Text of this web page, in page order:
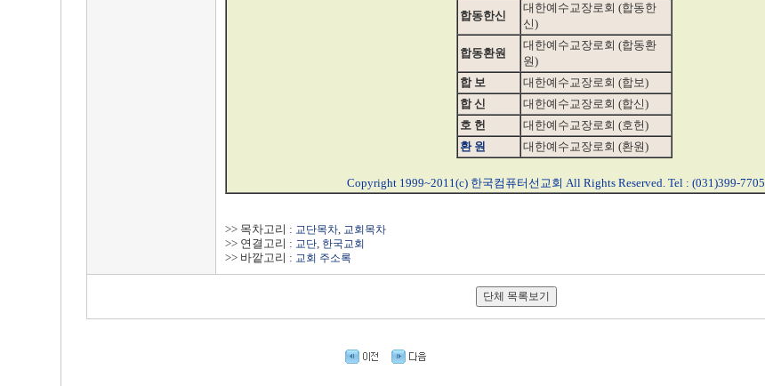
합동한신
대한예수교장로회 (합동한
신)
합동환원
대한예수교장로회 (합동환
원)
합 보
대한예수교장로회 (합보)
합 신
대한예수교장로회 (합신)
호 헌
대한예수교장로회 (호헌)
환 원
대한예수교장로회 (환원)
Copyright 1999~2011(c) 한국컴퓨터선교회 All Rights Reserved. Tel : (031)399-7705
>> 목차고리 : 교단목차, 교회목차
>> 연결고리 : 교단, 한국교회
>> 바깥고리 : 교회 주소록